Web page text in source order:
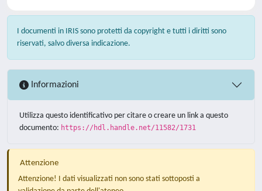
I documenti in IRIS sono protetti da copyright e tutti i diritti sono
riservati, salvo diversa indicazione.
Informazioni
Utilizza questo identificativo per citare o creare un link a questo
documento: https://hdl.handle.net/11582/1731
Attenzione
Attenzione! I dati visualizzati non sono stati sottoposti a